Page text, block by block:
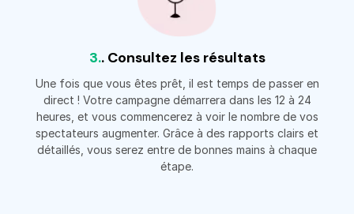
3.. Consultez les résultats
Une fois que vous êtes prêt, il est temps de passer en
direct ! Votre campagne démarrera dans les 12 à 24
heures, et vous commencerez à voir le nombre de vos
spectateurs augmenter. Grâce à des rapports clairs et
détaillés, vous serez entre de bonnes mains à chaque
étape.